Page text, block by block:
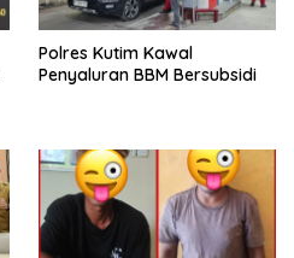
Polres Kutim Kawal
Penyaluran BBM Bersubsidi